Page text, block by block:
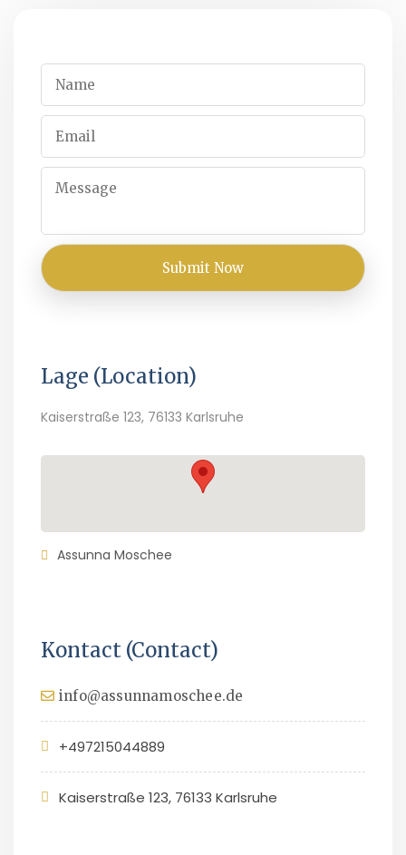
Lage (Location)
Kaiserstraße 123, 76133 Karlsruhe
Assunna Moschee
Kontact (Contact)
info@assunnamoschee.de
+497215044889
Kaiserstraße 123, 76133 Karlsruhe